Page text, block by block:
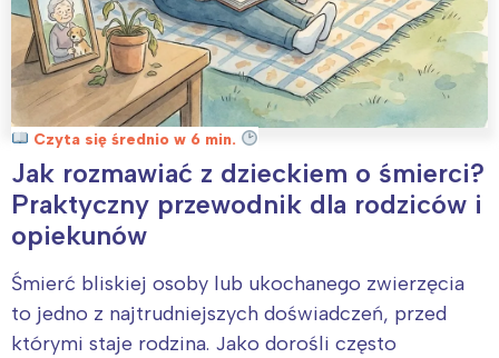
Czyta się średnio w 6 min.
Jak rozmawiać z dzieckiem o śmierci?
Praktyczny przewodnik dla rodziców i
opiekunów
Śmierć bliskiej osoby lub ukochanego zwierzęcia
to jedno z najtrudniejszych doświadczeń, przed
którymi staje rodzina. Jako dorośli często